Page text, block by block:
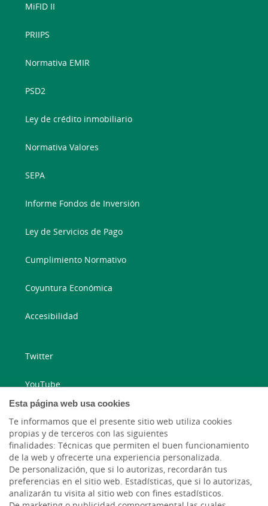
Esta página web usa cookies
Te informamos que el presente sitio web utiliza cookies
propias y de terceros con las siguientes
finalidades: Técnicas que permiten el buen funcionamiento
de la web y ofrecerte una experiencia personalizada.
De personalización, que si lo autorizas, recordarán tus
preferencias en el sitio web. Estadísticas, que si lo autorizas,
analizarán tu visita al sitio web con fines estadísticos.
MiFID II
PRIIPS
Normativa EMIR
PSD2
Ley de crédito inmobiliario
Normativa Valores
SEPA
Informe Fondos de Inversión
Ley de Servicios de Pago
Cumplimiento Normativo
Coyuntura Económica
Accesibilidad
Twitter
YouTube
Blog Joven In
Cambio de moneda Global Exchange